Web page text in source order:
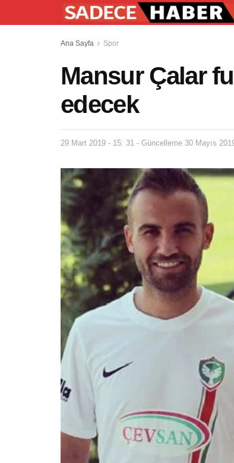
Ana Sayfa Spor
Mansur Çalar
edecek
29 Mart 2019 - 15: 31 - Güncelleme 30 Mayıs